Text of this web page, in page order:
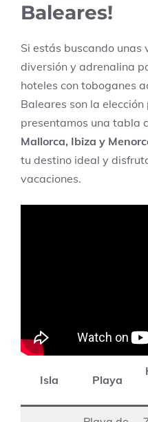
Baleares!
Si estás buscando unas
diversión y adrenalina
hoteles con toboganes
Baleares son la
presentamos una tabla
Mallorca, Ibiza y
tu destino ideal y
vacaciones.
Isla Playa